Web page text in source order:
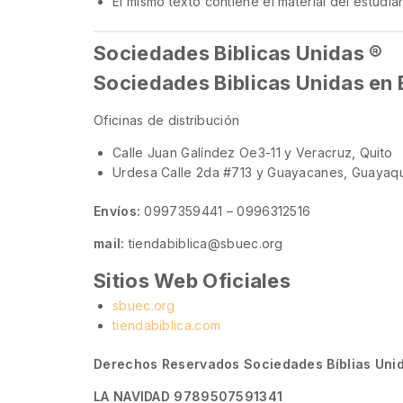
Sociedades Biblicas Unidas ®
Sociedades Biblicas Unidas en
Oficinas de distribución
Calle Juan Galíndez Oe3-11 y Veracruz, Quito
Urdesa Calle 2da #713 y Guayacanes,
Envíos: 0997359441 – 0996312516
mail: tiendabiblica@sbuec.org
Sitios Web Oficiales
sbuec.org
tiendabiblica.com
Derechos Reservados Sociedades Bíblias
LA NAVIDAD 9789507591341